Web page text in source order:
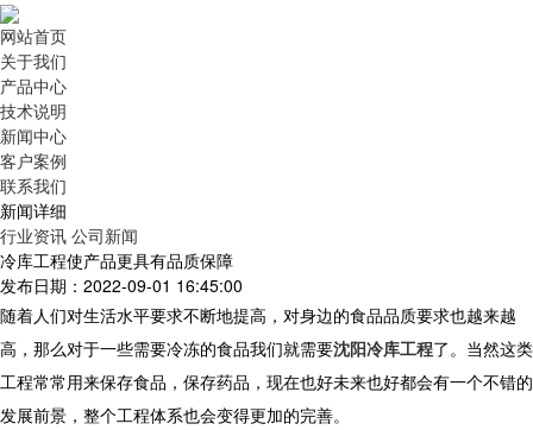
网站首页
关于我们
产品中心
技术说明
新闻中心
客户案例
联系我们
新闻详细
行业资讯 公司新闻
冷库工程使产品更具有品质保障
发布日期：2022-09-01 16:45:00
随着人们对生活水平要求不断地提高，对身边的食品品质要求也越来越
高，那么对于一些需要冷冻的食品我们就需要沈阳冷库工程了。当然这类
工程常常用来保存食品，保存药品，现在也好未来也好都会有一个不错的
发展前景，整个工程体系也会变得更加的完善。